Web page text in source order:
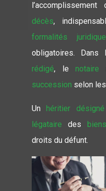
l’accomplissement
décès,
formalités
obligatoires.
rédigé, lenotaire
succession selon les
Unhéritier désigné
légataire des
droits du défunt.